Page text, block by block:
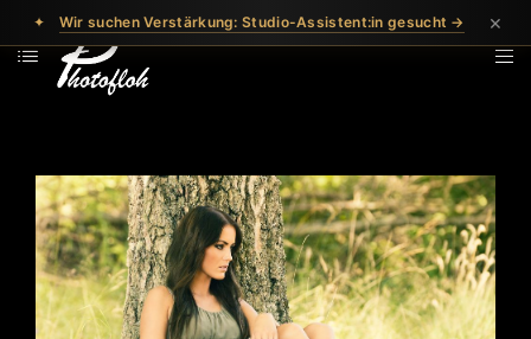
✦ Wir suchen Verstärkung: Studio-Assistent:in gesucht → ×